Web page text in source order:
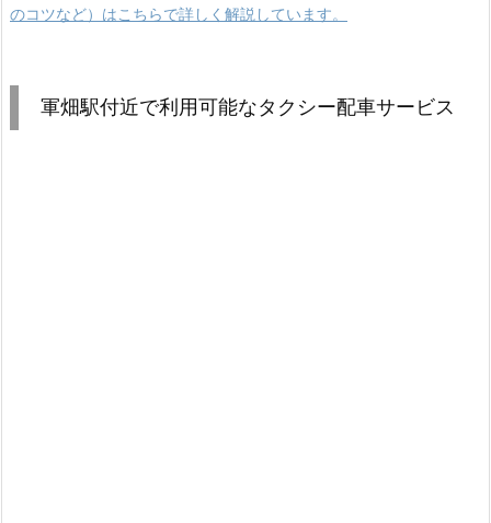
のコツなど）はこちらで詳しく解説しています。
軍畑駅付近で利用可能なタクシー配車サービス